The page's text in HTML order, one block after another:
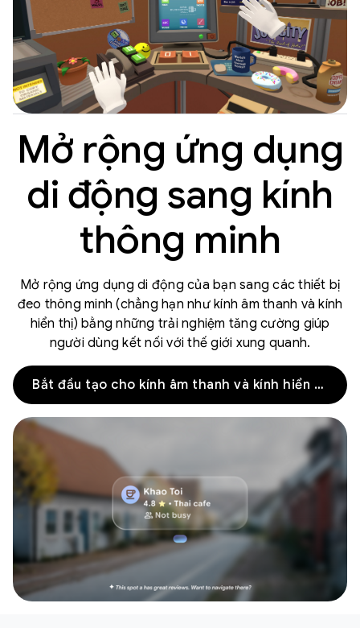
Mở rộng ứng dụng
di động sang kính
thông minh
Mở rộng ứng dụng di động của bạn sang các thiết bị
đeo thông minh (chẳng hạn như kính âm thanh và kính
hiển thị) bằng những trải nghiệm tăng cường giúp
người dùng kết nối với thế giới xung quanh.
Bắt đầu tạo cho kính âm thanh và kính hiển thị